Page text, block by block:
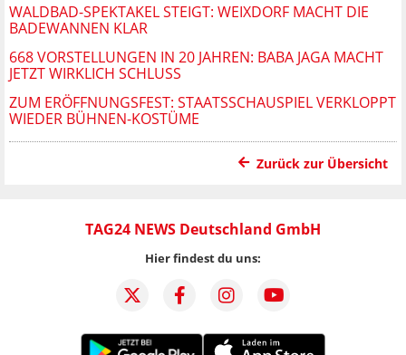
WALDBAD-SPEKTAKEL STEIGT: WEIXDORF MACHT DIE
BADEWANNEN KLAR
668 VORSTELLUNGEN IN 20 JAHREN: BABA JAGA MACHT
JETZT WIRKLICH SCHLUSS
ZUM ERÖFFNUNGSFEST: STAATSSCHAUSPIEL VERKLOPPT
WIEDER BÜHNEN-KOSTÜME
Zurück zur Übersicht
TAG24 NEWS Deutschland GmbH
Hier findest du uns: